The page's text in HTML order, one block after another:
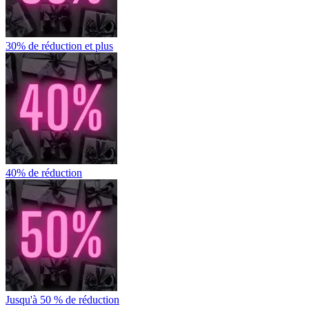
30% de réduction et plus
40% de réduction
Jusqu'à 50 % de réduction